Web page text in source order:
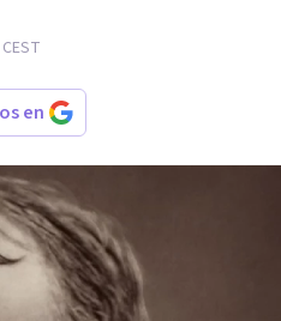
CEST
en